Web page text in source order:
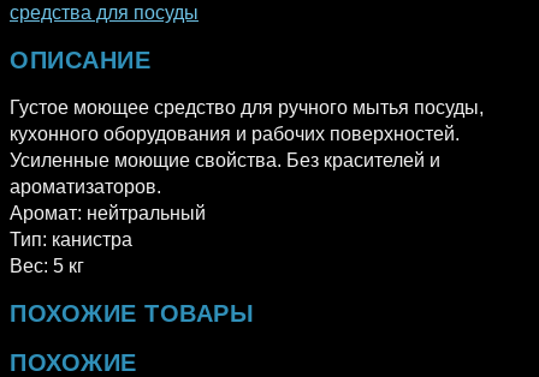
средства для посуды
ОПИСАНИЕ
Густое моющее средство для ручного мытья посуды,
кухонного оборудования и рабочих поверхностей.
Усиленные моющие свойства. Без красителей и
ароматизаторов.
Аромат: нейтральный
Тип: канистра
Вес: 5 кг
ПОХОЖИЕ ТОВАРЫ
ПОХОЖИЕ